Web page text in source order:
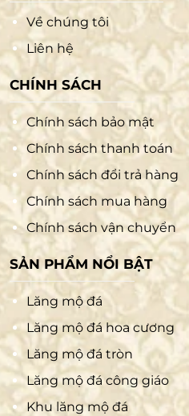
Về chúng tôi
Liên hệ
CHÍNH SÁCH
Chính sách bảo mật
Chính sách thanh toán
Chính sách đổi trả hàng
Chính sách mua hàng
Chính sách vận chuyển
SẢN PHẨM NỔI BẬT
Lăng mộ đá
Lăng mộ đá hoa cương
Lăng mộ đá tròn
Lăng mộ đá công giáo
Khu lăng mộ đá